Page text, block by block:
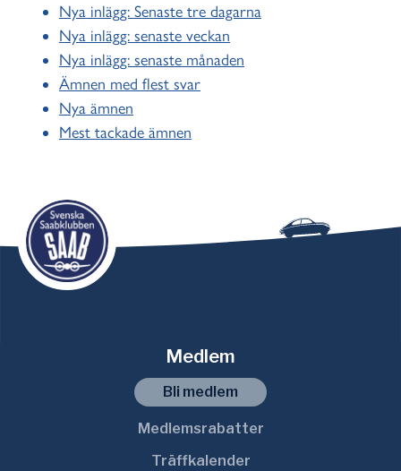
Nya inlägg: Senaste tre dagarna
Nya inlägg: senaste veckan
Nya inlägg: senaste månaden
Ämnen med flest svar
Nya ämnen
Mest tackade ämnen
Medlem
Bli medlem
Medlemsrabatter
Träffkalender